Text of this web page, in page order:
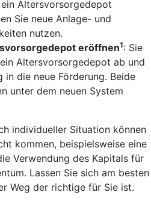
Altersvorsorgedepot
Sie neue Anlage- und
nutzen.
eröffnen1: Sie
Altersvorsorgedepot ab und
die neue Förderung. Beide
unter dem neuen System
individueller Situation können
kommen, beispielsweise eine
Verwendung des Kapitals für
Lassen Sie sich am besten
Weg der richtige für Sie ist.